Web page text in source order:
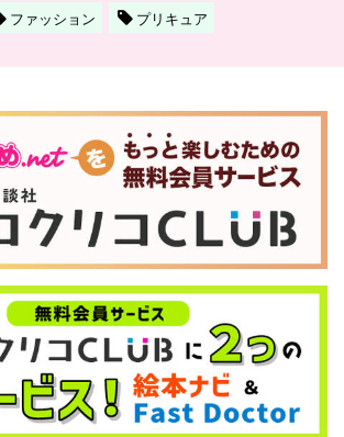
ファッション
プリキュア